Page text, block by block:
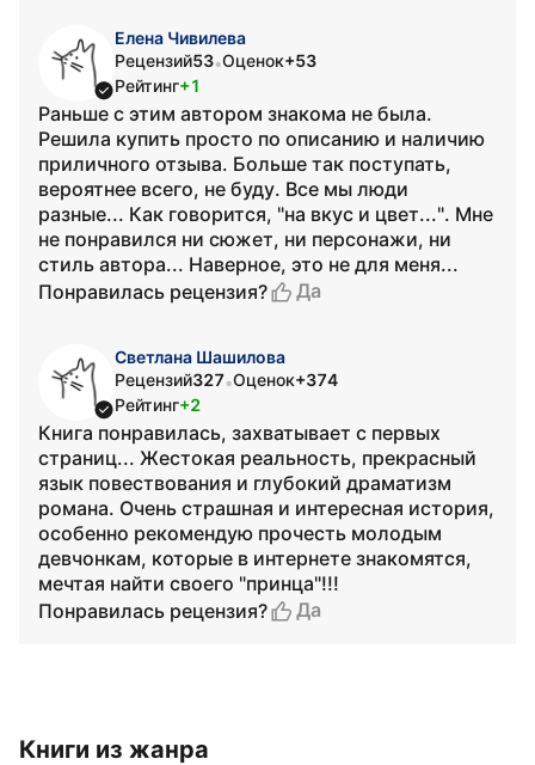
Елена Чивилева
Рецензий53•Оценок+53
Рейтинг+1
Раньше с этим автором знакома не была.
Решила купить просто по описанию и наличию
приличного отзыва. Больше так поступать,
вероятнее всего, не буду. Все мы люди
разные... Как говорится, "на вкус и цвет...". Мне
не понравился ни сюжет, ни персонажи, ни
стиль автора... Наверное, это не для меня...
Понравилась рецензия?
Да
Светлана Шашилова
Рецензий327•Оценок+374
Рейтинг+2
Книга понравилась, захватывает с первых
страниц... Жестокая реальность, прекрасный
язык повествования и глубокий драматизм
романа. Очень страшная и интересная история,
особенно рекомендую прочесть молодым
девчонкам, которые в интернете знакомятся,
мечтая найти своего "принца"!!!
Понравилась рецензия?
Да
Книги из жанра